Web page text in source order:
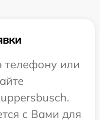
телефону или
с Вами для